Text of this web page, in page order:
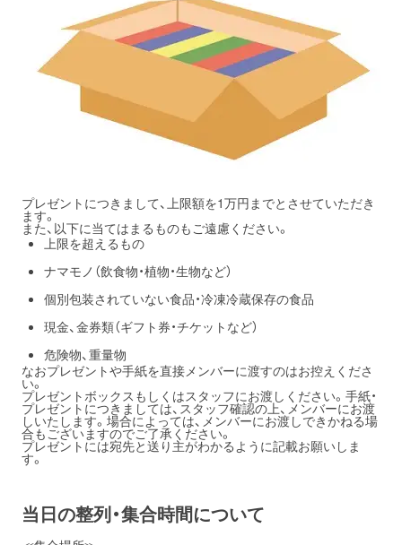
プレゼントにつきまして、上限額を1万円までとさせていただき
ます。
また、以下に当てはまるものもご遠慮ください。
上限を超えるもの
ナマモノ（飲食物・植物・生物など）
個別包装されていない食品・冷凍冷蔵保存の食品
現金、金券類（ギフト券・チケットなど）
危険物、重量物
なおプレゼントや手紙を直接メンバーに渡すのはお控えくださ
い。
プレゼントボックスもしくはスタッフにお渡しください。手紙・
プレゼントにつきましては、スタッフ確認の上、 メンバーにお渡
しいたします。場合によっては、 メンバーにお渡しできかねる場
合もございますのでご了承ください。
プレゼントには宛先と送り主がわかるように記載お願いしま
す。
当日の整列・集合時間について